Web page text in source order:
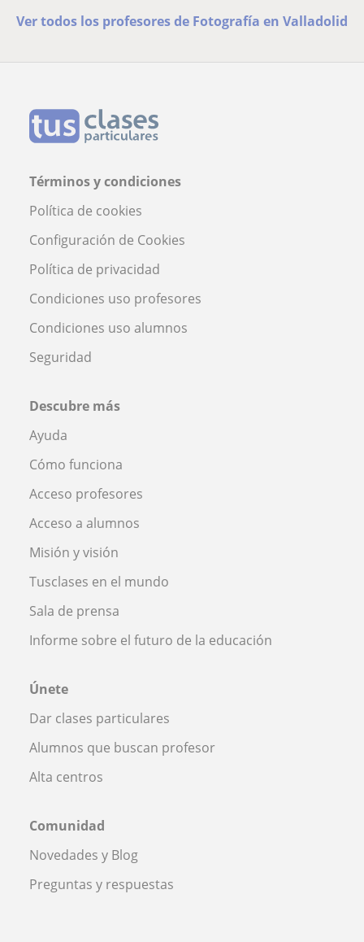
Ver todos los profesores de Fotografía en Valladolid
Términos y condiciones
Política de cookies
Configuración de Cookies
Política de privacidad
Condiciones uso profesores
Condiciones uso alumnos
Seguridad
Descubre más
Ayuda
Cómo funciona
Acceso profesores
Acceso a alumnos
Misión y visión
Tusclases en el mundo
Sala de prensa
Informe sobre el futuro de la educación
Únete
Dar clases particulares
Alumnos que buscan profesor
Alta centros
Comunidad
Novedades y Blog
Preguntas y respuestas